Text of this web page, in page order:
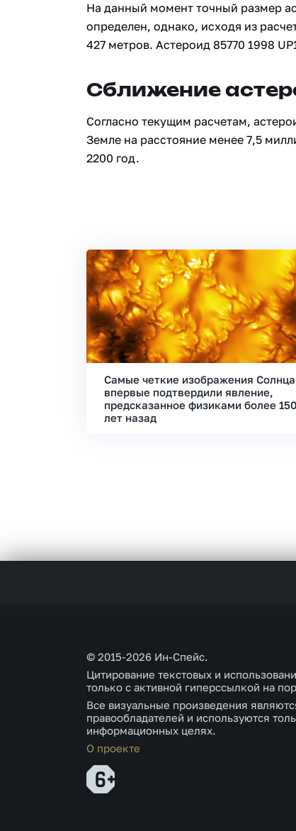
На данный момент точный размер
определен, однако, исходя из
427 метров. Астероид 85770 1998
Сближение
Согласно текущим расчетам,
Земле на расстояние менее 7,5
2200 год.
Самые четкие изображения Солнца
впервые подтвердили явление,
предсказанное физиками более 150
лет назад
© 2015-2026 Ин-Спейс.
Цитирование текстовых и
только с активной гиперссылкой на
Все визуальные произведения
правообладателей и используются
информационных целях.
О проекте